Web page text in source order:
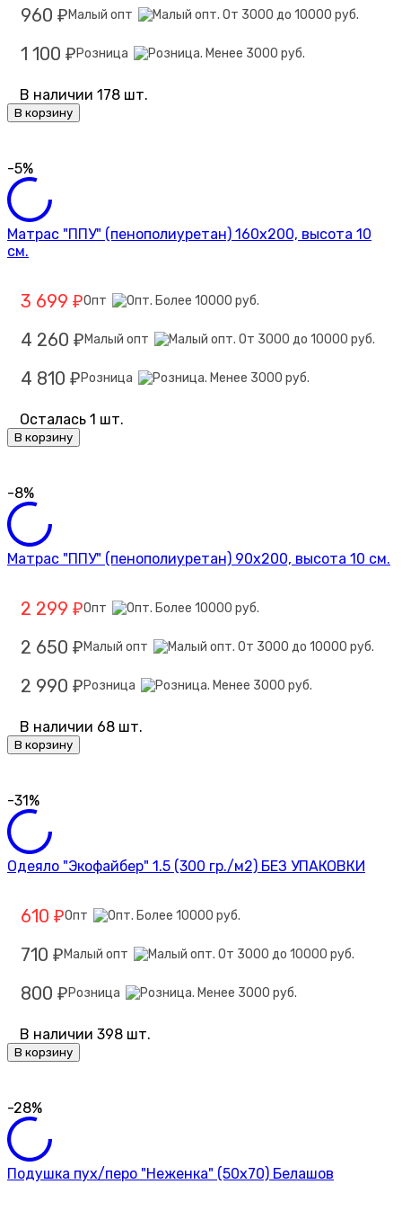
960 ₽ Малый опт
1 100 ₽ Розница
В наличии 178 шт.
В корзину
-5%
Матрас "ППУ" (пенополиуретан) 160х200, высота 10
см.
3 699 ₽Опт
4 260 ₽ Малый опт
4 810 ₽ Розница
Осталась 1 шт.
В корзину
-8%
Матрас "ППУ" (пенополиуретан) 90х200, высота 10 см.
2 299 ₽Опт
2 650 ₽ Малый опт
2 990 ₽ Розница
В наличии 68 шт.
В корзину
-31%
Одеяло "Экофайбер" 1.5 (300 гр./м2) БЕЗ УПАКОВКИ
610 ₽Опт
710 ₽ Малый опт
800 ₽ Розница
В наличии 398 шт.
В корзину
-28%
Подушка пух/перо "Неженка" (50х70) Белашов